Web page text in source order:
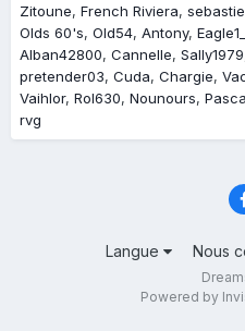
Zitoune French Riviera
Olds 60's Old54 Antony
Alban42800 Cannelle Sally1979
pretender03 Cuda Chargie
Vaihlor Rol630 Nounours
rvg
Langue Nous
Powered by